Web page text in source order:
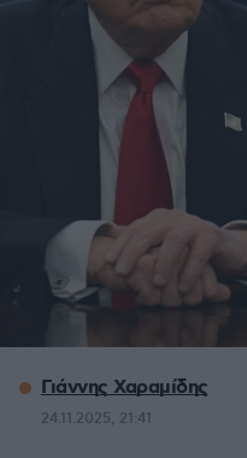
Γιάννης Χαραμίδης
24.11.2025, 21:41